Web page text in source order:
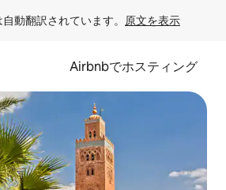
動翻訳されています。 原文を表示
Airbnbでホスティング